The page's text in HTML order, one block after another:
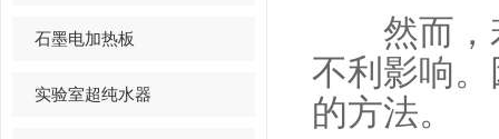
石墨电加热板
实验室超纯水器
然而，若
不利影响
的方法。